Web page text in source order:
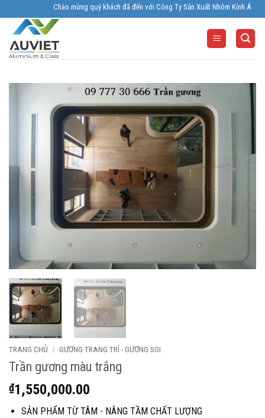
to
content
Chào mừng quý khách đã đến với Công Ty Sản Xuất Nhôm Kính Âu Viêt.
TRANG CHỦ / GƯƠNG TRANG TRÍ - GƯƠNG SOI
Trần gương màu trắng
₫1,550,000.00
SẢN PHẨM TỪ TÂM - NÂNG TẦM CHẤT LƯỢNG